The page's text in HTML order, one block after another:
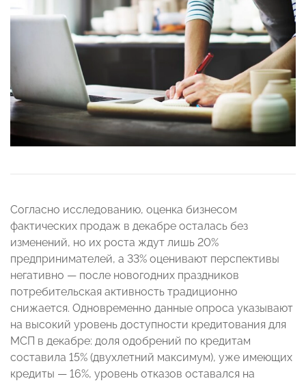
Согласно исследованию, оценка бизнесом
фактических продаж в декабре осталась без
изменений, но их роста ждут лишь 20%
предпринимателей, а 33% оценивают перспективы
негативно — после новогодних праздников
потребительская активность традиционно
снижается. Одновременно данные опроса указывают
на высокий уровень доступности кредитования для
МСП в декабре: доля одобрений по кредитам
составила 15% (двухлетний максимум), уже имеющих
кредиты — 16%, уровень отказов оставался на